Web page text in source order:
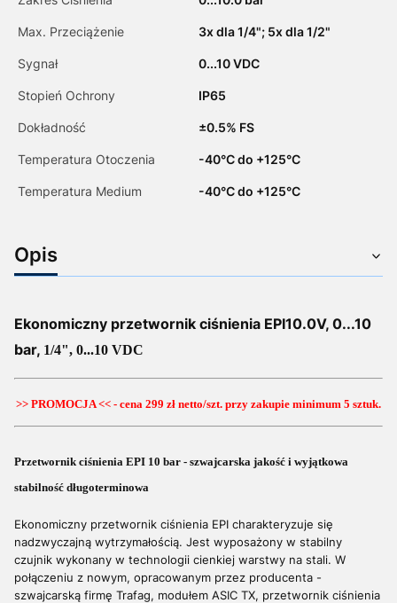
Max. Przeciążenie 3x dla 1/4"; 5x dla 1/2"
Sygnał 0...10 VDC
Stopień Ochrony IP65
Dokładność ­±0.5% FS
Temperatura Otoczenia -40°C do +125°C
Temperatura Medium -40°C do +125°C
Opis
Ekonomiczny przetwornik ciśnienia EPI10.0V, 0...10
bar, 1/4", 0...10 VDC
>> PROMOCJA << - cena 299 zł netto/szt. przy zakupie minimum 5 sztuk.
Przetwornik ciśnienia EPI 10 bar - szwajcarska jakość i wyjątkowa
stabilność długoterminowa
Ekonomiczny przetwornik ciśnienia EPI charakteryzuje się
nadzwyczajną wytrzymałością. Jest wyposażony w stabilny
czujnik wykonany w technologii cienkiej warstwy na stali. W
połączeniu z nowym, opracowanym przez producenta -
szwajcarską firmę Trafag, modułem ASIC TX, przetwornik ciśnienia